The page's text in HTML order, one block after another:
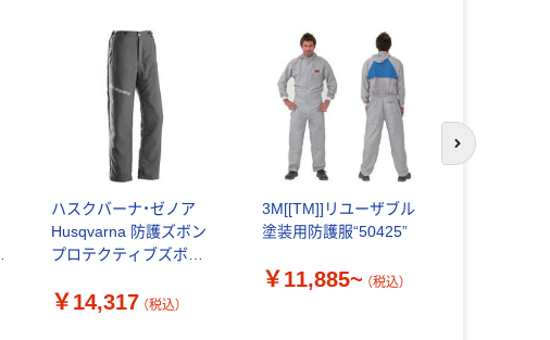
ハスクバーナ・ゼノア
Husqvarna 防護ズボン
プロテクティブズボン
1着 466-2460（直送品）
￥14,317 （税込）
3M[[TM]]リユーザブル
塗装用防護服“50425”
￥11,885~ （税込）
次のスライド